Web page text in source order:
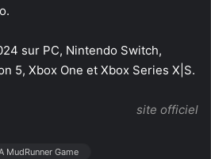
sur PC, Nintendo Switch,
5, Xbox One et Xbox Series X|S.
site officiel
MudRunner Game